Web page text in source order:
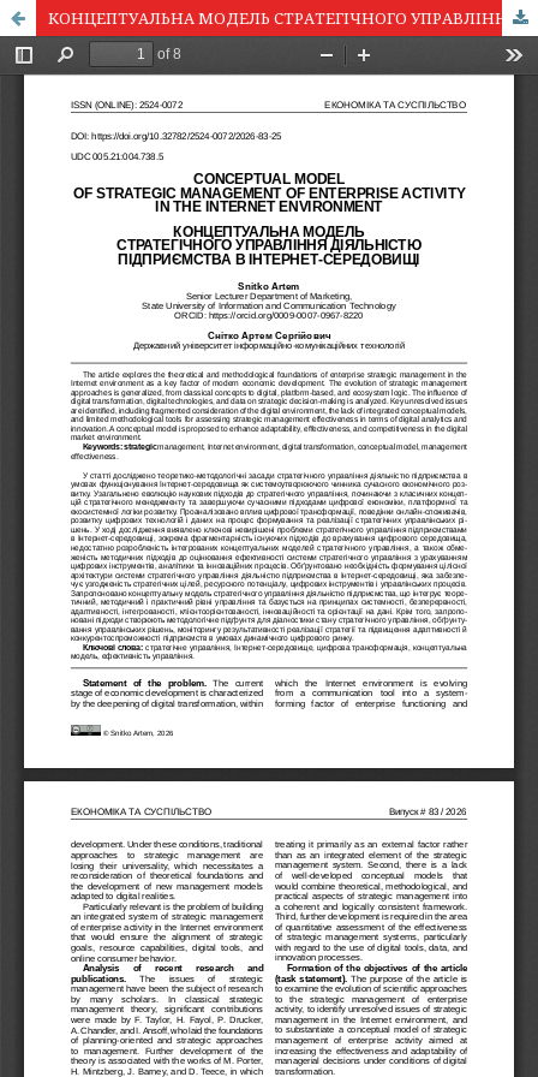
КОНЦЕПТУАЛЬНА МОДЕЛЬ СТРАТЕГІЧНОГО УПРАВЛІННЯ ДІЯЛЬНІСТЮ ПІДПРИЄМСТВА В ІНТЕРНЕТ-СЕРЕДОВИЩІ